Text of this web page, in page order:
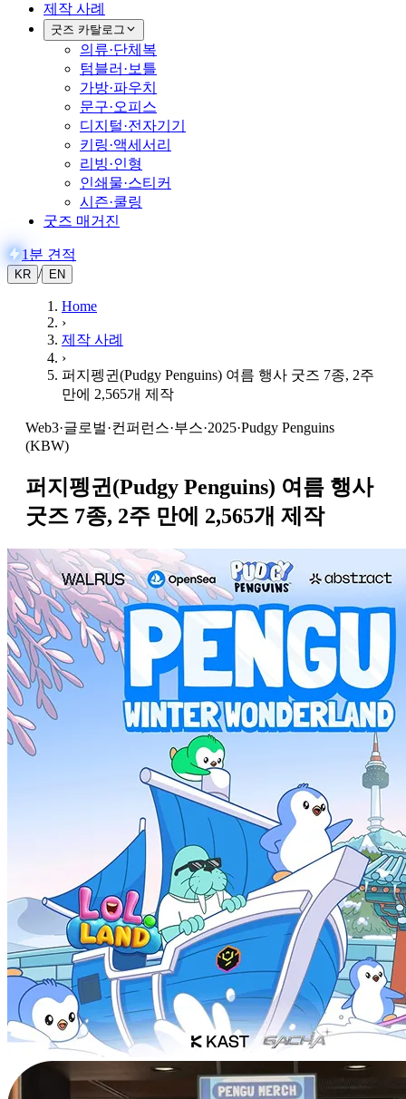
제작 사례
굿즈 카탈로그
의류·단체복
텀블러·보틀
가방·파우치
문구·오피스
디지털·전자기기
키링·액세서리
리빙·인형
인쇄물·스티커
시즌·쿨링
굿즈 매거진
1분 견적
KR / EN
Home
›
제작 사례
›
퍼지펭귄(Pudgy Penguins) 여름 행사 굿즈 7종, 2주
만에 2,565개 제작
Web3·글로벌·컨퍼런스·부스·2025·Pudgy Penguins
(KBW)
퍼지펭귄(Pudgy Penguins) 여름 행사
굿즈 7종, 2주 만에 2,565개 제작